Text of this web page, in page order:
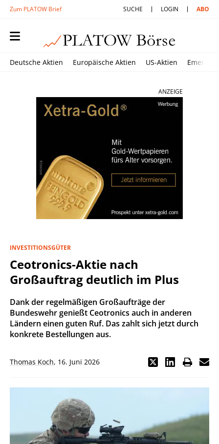
Zum PLATOW Brief SUCHE LOGIN ABO
Deutsche Aktien Europäische Aktien US-Aktien
ANZEIGE
INVESTITIONSGÜTER
Ceotronics-Aktie nach
Großauftrag deutlich im Plus
Dank der regelmäßigen Großaufträge der
Bundeswehr genießt Ceotronics auch in anderen
Ländern einen guten Ruf. Das zahlt sich jetzt durch
konkrete Bestellungen aus.
Thomas Koch, 16. Juni 2026